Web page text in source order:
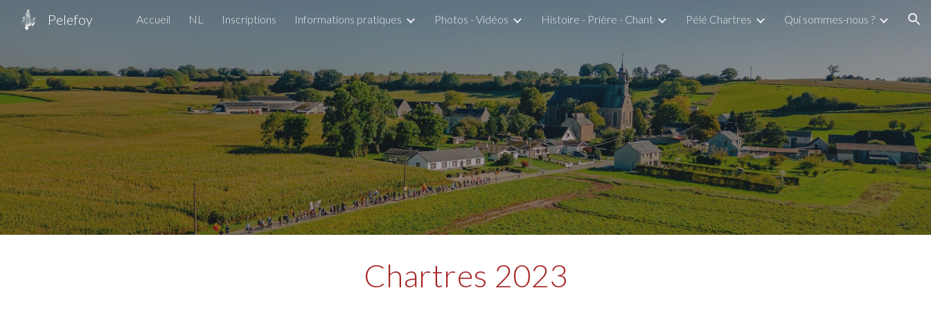
Skip to main content Skip to navigation
Pelefoy Accueil NL Inscriptions Informations pratiques Photos - Vidéos Histoire - Prière - Chant Pélé Chartres Qui sommes-nous ?
Chartres 2023